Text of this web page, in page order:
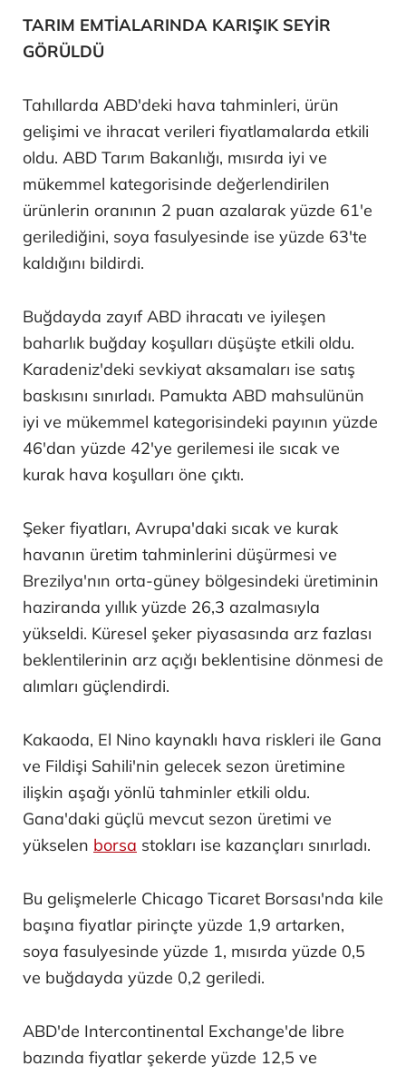
TARIM EMTİALARINDA KARIŞIK SEYİR
GÖRÜLDÜ
Tahıllarda ABD'deki hava tahminleri, ürün
gelişimi ve ihracat verileri fiyatlamalarda etkili
oldu. ABD Tarım Bakanlığı, mısırda iyi ve
mükemmel kategorisinde değerlendirilen
ürünlerin oranının 2 puan azalarak yüzde 61'e
gerilediğini, soya fasulyesinde ise yüzde 63'te
kaldığını bildirdi.
Buğdayda zayıf ABD ihracatı ve iyileşen
baharlık buğday koşulları düşüşte etkili oldu.
Karadeniz'deki sevkiyat aksamaları ise satış
baskısını sınırladı. Pamukta ABD mahsulünün
iyi ve mükemmel kategorisindeki payının yüzde
46'dan yüzde 42'ye gerilemesi ile sıcak ve
kurak hava koşulları öne çıktı.
Şeker fiyatları, Avrupa'daki sıcak ve kurak
havanın üretim tahminlerini düşürmesi ve
Brezilya'nın orta-güney bölgesindeki üretiminin
haziranda yıllık yüzde 26,3 azalmasıyla
yükseldi. Küresel şeker piyasasında arz fazlası
beklentilerinin arz açığı beklentisine dönmesi de
alımları güçlendirdi.
Kakaoda, El Nino kaynaklı hava riskleri ile Gana
ve Fildişi Sahili'nin gelecek sezon üretimine
ilişkin aşağı yönlü tahminler etkili oldu.
Gana'daki güçlü mevcut sezon üretimi ve
yükselen borsa stokları ise kazançları sınırladı.
Bu gelişmelerle Chicago Ticaret Borsası'nda kile
başına fiyatlar pirinçte yüzde 1,9 artarken,
soya fasulyesinde yüzde 1, mısırda yüzde 0,5
ve buğdayda yüzde 0,2 geriledi.
ABD'de Intercontinental Exchange'de libre
bazında fiyatlar şekerde yüzde 12,5 ve